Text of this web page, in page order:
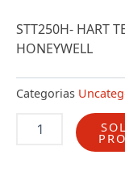
STT250H- HART
HONEYWELL
Categorias